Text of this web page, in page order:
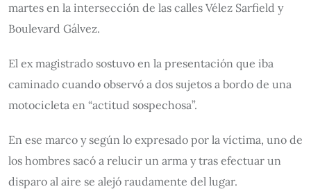
martes en la intersección de las calles Vélez Sarfield y
Boulevard Gálvez.
El ex magistrado sostuvo en la presentación que iba
caminado cuando observó a dos sujetos a bordo de una
motocicleta en “actitud sospechosa”.
En ese marco y según lo expresado por la víctima, uno de
los hombres sacó a relucir un arma y tras efectuar un
disparo al aire se alejó raudamente del lugar.